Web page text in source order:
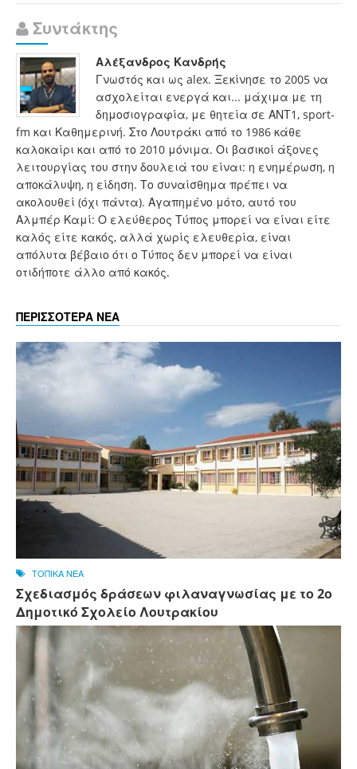
Συντάκτης
Αλέξανδρος Κανδρής
Γνωστός και ως alex. Ξεκίνησε το 2005 να
ασχολείται ενεργά και... μάχιμα με τη
δημοσιογραφία, με θητεία σε ΑΝΤ1, sport-
fm και Καθημερινή. Στο Λουτράκι από το 1986 κάθε
καλοκαίρι και από το 2010 μόνιμα. Οι βασικοί άξονες
λειτουργίας του στην δουλειά του είναι: η ενημέρωση, η
αποκάλυψη, η είδηση. Το συναίσθημα πρέπει να
ακολουθεί (όχι πάντα). Αγαπημένο μότο, αυτό του
Αλμπέρ Καμί: Ο ελεύθερος Τύπος μπορεί να είναι είτε
καλός είτε κακός, αλλά χωρίς ελευθερία, είναι
απόλυτα βέβαιο ότι ο Τύπος δεν μπορεί να είναι
οτιδήποτε άλλο από κακός.
ΠΕΡΙΣΣΟΤΕΡΑ ΝΕΑ
ΤΟΠΙΚΑ ΝΕΑ
Σχεδιασμός δράσεων φιλαναγνωσίας με το 2ο
Δημοτικό Σχολείο Λουτρακίου